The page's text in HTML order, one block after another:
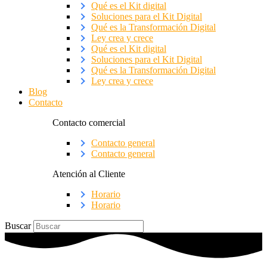
Qué es el Kit digital
Soluciones para el Kit Digital
Qué es la Transformación Digital
Ley crea y crece
Qué es el Kit digital
Soluciones para el Kit Digital
Qué es la Transformación Digital
Ley crea y crece
Blog
Contacto
Contacto comercial
Contacto general
Contacto general
Atención al Cliente
Horario
Horario
Buscar